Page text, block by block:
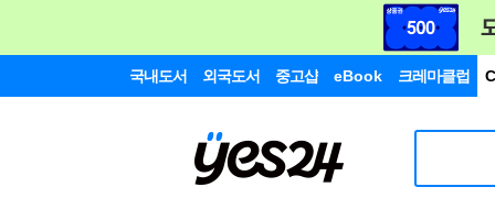
국내도서 외국도서 중고샵 eBook 크레마클럽